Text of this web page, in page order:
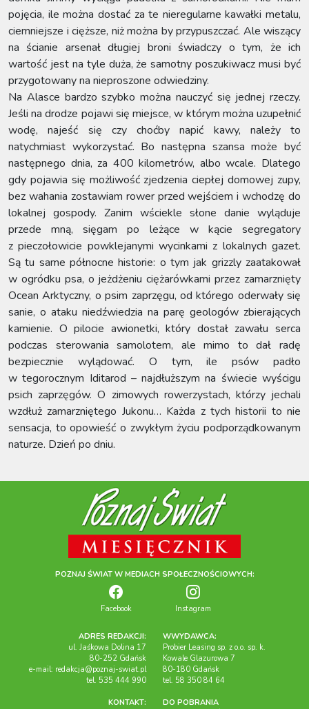
pojęcia, ile można dostać za te nieregularne kawałki metalu,
ciemniejsze i cięższe, niż można by przypuszczać. Ale wiszący
na ścianie arsenał długiej broni świadczy o tym, że ich
wartość jest na tyle duża, że samotny poszukiwacz musi być
przygotowany na nieproszone odwiedziny.
Na Alasce bardzo szybko można nauczyć się jednej rzeczy.
Jeśli na drodze pojawi się miejsce, w którym można uzupełnić
wodę, najeść się czy choćby napić kawy, należy to
natychmiast wykorzystać. Bo następna szansa może być
następnego dnia, za 400 kilometrów, albo wcale. Dlatego
gdy pojawia się możliwość zjedzenia ciepłej domowej zupy,
bez wahania zostawiam rower przed wejściem i wchodzę do
lokalnej gospody. Zanim wściekle słone danie wyląduje
przede mną, sięgam po leżące w kącie segregatory
z pieczołowicie powklejanymi wycinkami z lokalnych gazet.
Są tu same północne historie: o tym jak grizzly zaatakował
w ogródku psa, o jeżdżeniu ciężarówkami przez zamarznięty
Ocean Arktyczny, o psim zaprzęgu, od którego oderwały się
sanie, o ataku niedźwiedzia na parę geologów zbierających
kamienie. O pilocie awionetki, który dostał zawału serca
podczas sterowania samolotem, ale mimo to dał radę
bezpiecznie wylądować. O tym, ile psów padło
w tegorocznym Iditarod – najdłuższym na świecie wyścigu
psich zaprzęgów. O zimowych rowerzystach, którzy jechali
wzdłuż zamarzniętego Jukonu… Każda z tych historii to nie
sensacja, to opowieść o zwykłym życiu podporządkowanym
naturze. Dzień po dniu.
POZNAJ ŚWIAT W MEDIACH SPOŁECZNOŚCIOWYCH:
Facebook Instagram
ADRES REDAKCJI:
ul. Jaśkowa Dolina 17
80-252 Gdańsk
e-mail: redakcja@poznaj-swiat.pl
tel. 535 444 990
KONTAKT:
WWYDAWCA:
Probier Leasing sp. z o.o. sp. k.
Kowale Glazurowa 7
80-180 Gdańsk
tel. 58 350 84 64
DO POBRANIA